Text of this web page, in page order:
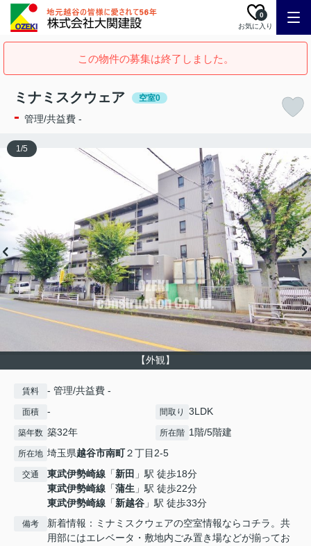
お気に入り
0
この物件の募集は終了しました。
ミナミスクウェア 空室0
- 管理/共益費 -
【外観】
1/5
賃料 - 管理/共益費 -
面積 - 間取り 3LDK
築年数 築32年 所在階 1階/5階建
所在地 埼玉県越谷市南町２丁目2-5
交通 東武伊勢崎線 「新田 」駅 徒歩18分
東武伊勢崎線 「蒲生 」駅 徒歩22分
東武伊勢崎線 「新越谷 」駅 徒歩33分
備考
新着情報：ミナミスクウェアの空室情報ならコチラ。共
用部にはエレベータ・敷地内ごみ置き場などが揃ってお